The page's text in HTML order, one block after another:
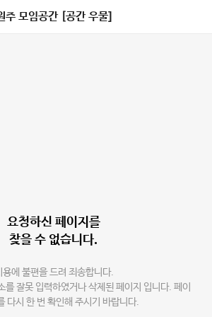
주 모임공간 [공간 우물]
요청하신 페이지를
찾을 수 없습니다.
용에 불편을 드려 죄송합니다.
를 잘못 입력하였거나 삭제된 페이지 입니다. 페이
다시 한 번 확인해 주시기 바랍니다.